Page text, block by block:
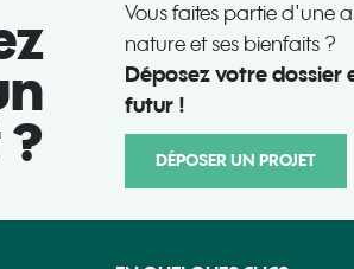
Vous faites partie d'une
nature et ses bienfaits ?
Déposez votre dossier
futur !
DÉPOSER UN PROJET